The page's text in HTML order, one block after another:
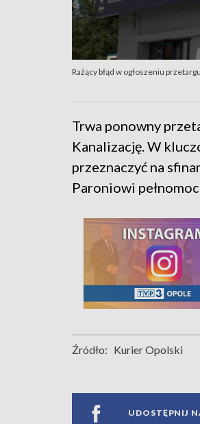
Rażący błąd w ogłoszeniu
Trwa ponowny
Kanalizację. W
przeznaczyć na
Paroniowi
Źródło: Kurier Opolski
UDOSTĘPNIJ